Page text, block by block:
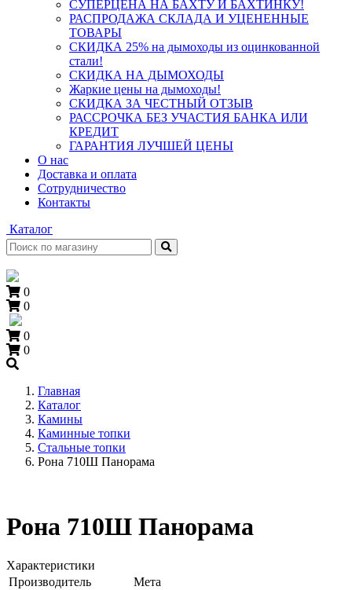
СУПЕРЦЕНА НА БАХТУ И БАХТИНКУ!
РАСПРОДАЖА СКЛАДА И УЦЕНЕННЫЕ
ТОВАРЫ
СКИДКА 25% на дымоходы из оцинкованной
стали!
СКИДКА НА ДЫМОХОДЫ
Жаркие цены на дымоходы!
СКИДКА ЗА ЧЕСТНЫЙ ОТЗЫВ
РАССРОЧКА БЕЗ УЧАСТИЯ БАНКА ИЛИ
КРЕДИТ
ГАРАНТИЯ ЛУЧШЕЙ ЦЕНЫ
О нас
Доставка и оплата
Сотрудничество
Контакты
Каталог
0
0
0
0
Главная
Каталог
Камины
Каминные топки
Стальные топки
Рона 710Ш Панорама
Рона 710Ш Панорама
Характеристики
Производитель
Мета